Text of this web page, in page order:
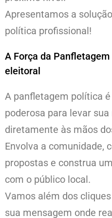
Apresentamos a
política profissional!
A Força da
eleitoral
A panfletagem política
poderosa para levar
diretamente às mãos
Envolva a comunidade,
propostas e construa
com o público local.
Vamos além dos
sua mensagem onde